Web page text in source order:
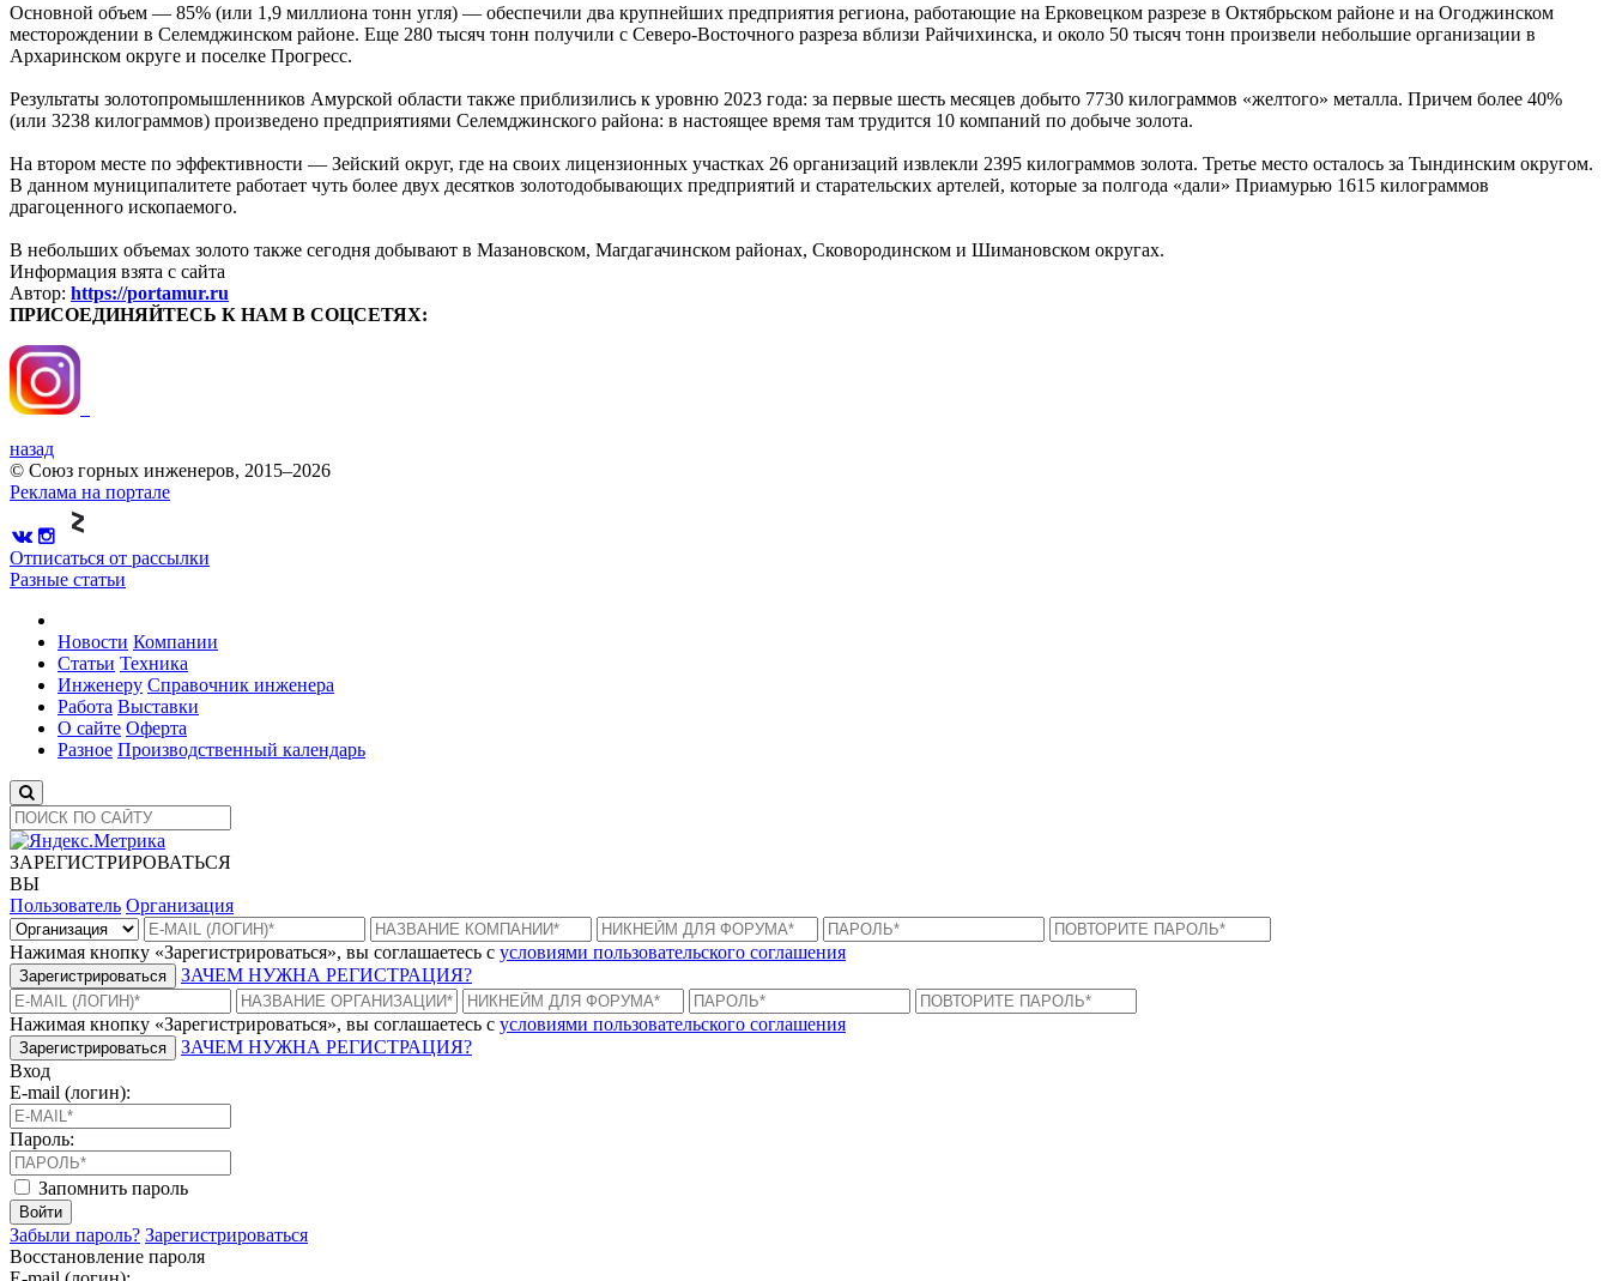
Основной объем — 85% (или 1,9 миллиона тонн угля) — обеспечили два крупнейших предприятия региона, работающие на Ерковецком разрезе в Октябрьском районе и на Огоджинском
месторождении в Селемджинском районе. Еще 280 тысяч тонн получили с Северо-Восточного разреза вблизи Райчихинска, и около 50 тысяч тонн произвели небольшие организации в
Архаринском округе и поселке Прогресс.
Результаты золотопромышленников Амурской области также приблизились к уровню 2023 года: за первые шесть месяцев добыто 7730 килограммов «желтого» металла. Причем более 40%
(или 3238 килограммов) произведено предприятиями Селемджинского района: в настоящее время там трудится 10 компаний по добыче золота.
На втором месте по эффективности — Зейский округ, где на своих лицензионных участках 26 организаций извлекли 2395 килограммов золота. Третье место осталось за Тындинским округом.
В данном муниципалитете работает чуть более двух десятков золотодобывающих предприятий и старательских артелей, которые за полгода «дали» Приамурью 1615 килограммов
драгоценного ископаемого.
В небольших объемах золото также сегодня добывают в Мазановском, Магдагачинском районах, Сковородинском и Шимановском округах.
Информация взята с сайта
Автор: https://portamur.ru
ПРИСОЕДИНЯЙТЕСЬ К НАМ В СОЦСЕТЯХ:
назад
© Союз горных инженеров, 2015–2026
Реклама на портале
Отписаться от рассылки
Разные статьи
Новости Компании
Статьи Техника
Инженеру Справочник инженера
Работа Выставки
О сайте Оферта
Разное Производственный календарь
ЗАРЕГИСТРИРОВАТЬСЯ
ВЫ
Пользователь Организация
Нажимая кнопку «Зарегистрироваться», вы соглашаетесь с условиями пользовательского соглашения
Зарегистрироваться ЗАЧЕМ НУЖНА РЕГИСТРАЦИЯ?
Нажимая кнопку «Зарегистрироваться», вы соглашаетесь с условиями пользовательского соглашения
Зарегистрироваться
ЗАЧЕМ НУЖНА РЕГИСТРАЦИЯ?
Вход
E-mail (логин):
Пароль:
Запомнить пароль
Войти
Забыли пароль? Зарегистрироваться
Восстановление пароля